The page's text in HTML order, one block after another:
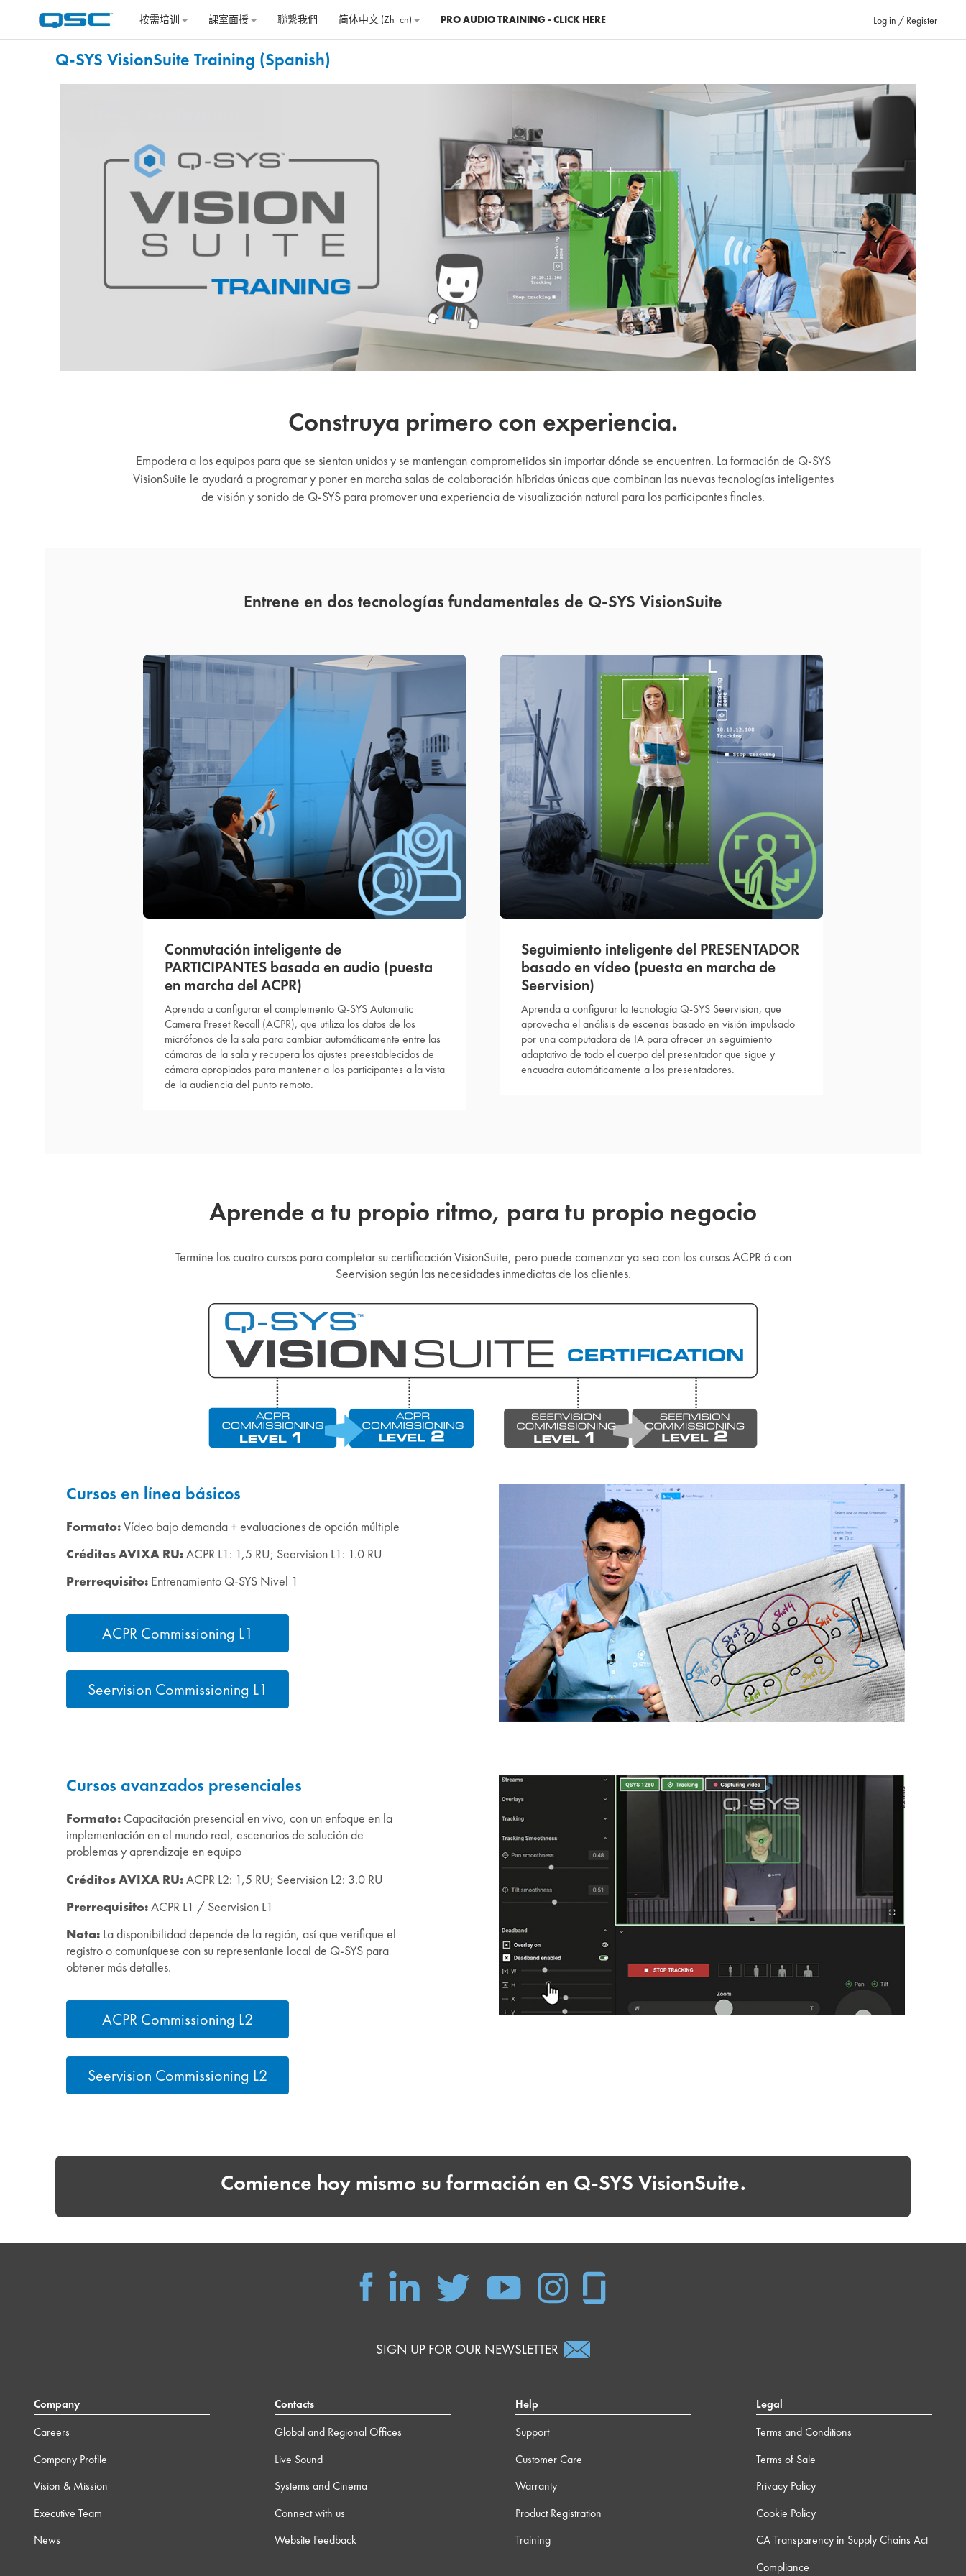
按需培训
課室面授 聯繫我們 简体中文 ‎(zh_cn)‎ PRO AUDIO TRAINING - CLICK HERE Log in / Register
Q-SYS VisionSuite Training (Spanish)
Construya primero con experiencia.
Empodera a los equipos para que se sientan unidos y se mantengan comprometidos sin importar dónde se encuentren. La formación de Q-SYS
VisionSuite le ayudará a programar y poner en marcha salas de colaboración híbridas únicas que combinan las nuevas tecnologías inteligentes
de visión y sonido de Q-SYS para promover una experiencia de visualización natural para los participantes finales.
Entrene en dos tecnologías fundamentales de Q-SYS VisionSuite
Conmutación inteligente de
PARTICIPANTES basada en audio (puesta
en marcha del ACPR)
Aprenda a configurar el complemento Q-SYS Automatic
Camera Preset Recall (ACPR), que utiliza los datos de los
micrófonos de la sala para cambiar automáticamente entre las
cámaras de la sala y recupera los ajustes preestablecidos de
cámara apropiados para mantener a los participantes a la vista
de la audiencia del punto remoto.
Seguimiento inteligente del PRESENTADOR
basado en vídeo (puesta en marcha de
Seervision)
Aprenda a configurar la tecnología Q-SYS Seervision, que
aprovecha el análisis de escenas basado en visión impulsado
por una computadora de IA para ofrecer un seguimiento
adaptativo de todo el cuerpo del presentador que sigue y
encuadra automáticamente a los presentadores.
Aprende a tu propio ritmo, para tu propio negocio
Termine los cuatro cursos para completar su certificación VisionSuite, pero puede comenzar ya sea con los cursos ACPR ó con
Seervision según las necesidades inmediatas de los clientes.
Cursos en línea básicos
Formato:Vídeo bajo demanda + evaluaciones de opción múltiple
Créditos AVIXA RU:ACPR L1: 1,5 RU; Seervision L1: 1.0 RU
Prerrequisito: Entrenamiento Q-SYS Nivel 1
ACPR Commissioning L1
Seervision Commissioning L1
Cursos avanzados presenciales
Formato: Capacitación presencial en vivo, con un enfoque en la
implementación en el mundo real, escenarios de solución de
problemas y aprendizaje en equipo
Créditos AVIXA RU:ACPR L2: 1,5 RU; Seervision L2: 3.0 RU
Prerrequisito:ACPR L1 / Seervision L1
Nota: La disponibilidad depende de la región, así que verifique el
registro o comuníquese con su representante local de Q-SYS para
obtener más detalles.
ACPR Commissioning L2
Seervision Commissioning L2
Comience hoy mismo su formación en Q-SYS VisionSuite.
SIGN UP FOR OUR NEWSLETTER
Company
Careers
Company Profile
Vision & Mission
Executive Team
News
Contacts
Global and Regional Offices
Live Sound
Systems and Cinema
Connect with us
Website Feedback
Help
Support
Customer Care
Warranty
Product Registration
Training
Legal
Terms and Conditions
Terms of Sale
Privacy Policy
Cookie Policy
CA Transparency in Supply Chains Act
Compliance